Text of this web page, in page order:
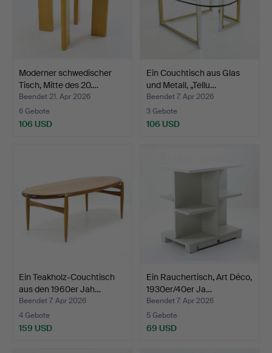
Moderner schwedischer
Tisch, Mitte des 20.…
Beendet 21. Apr 2026
6 Gebote
106 USD
Ein Couchtisch aus Glas
und Metall, „Tellu…
Beendet 7. Apr 2026
3 Gebote
106 USD
Ein Teakholz-Couchtisch
aus den 1960er Jah…
Beendet 7. Apr 2026
4 Gebote
159 USD
Ein Rauchertisch, Art Déco,
1930er/40er Ja…
Beendet 7. Apr 2026
5 Gebote
69 USD